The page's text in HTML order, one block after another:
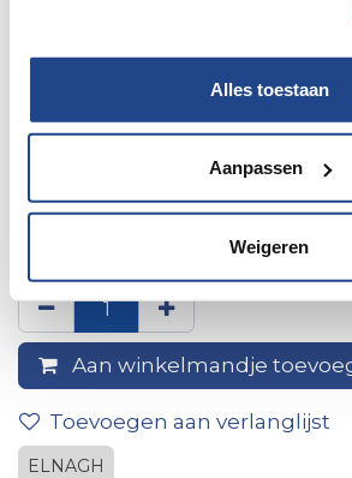
Alles toestaan
Aanpassen
Weigeren
Achterbumperhoek
(achterlichtkader)
Aan winkelmandje
Toevoegen aan verlanglijst
ELNAGH